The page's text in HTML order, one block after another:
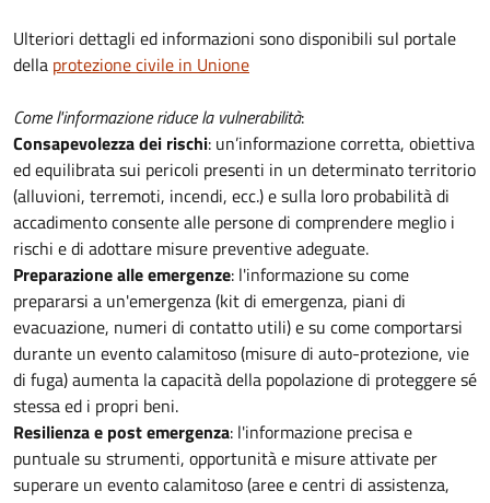
Ulteriori dettagli ed informazioni sono disponibili sul portale
della protezione civile in Unione
Come l'informazione riduce la vulnerabilità:
Consapevolezza dei rischi: un’informazione corretta, obiettiva
ed equilibrata sui pericoli presenti in un determinato territorio
(alluvioni, terremoti, incendi, ecc.) e sulla loro probabilità di
accadimento consente alle persone di comprendere meglio i
rischi e di adottare misure preventive adeguate.
Preparazione alle emergenze: l'informazione su come
prepararsi a un'emergenza (kit di emergenza, piani di
evacuazione, numeri di contatto utili) e su come comportarsi
durante un evento calamitoso (misure di auto-protezione, vie
di fuga) aumenta la capacità della popolazione di proteggere sé
stessa ed i propri beni.
Resilienza e post emergenza: l'informazione precisa e
puntuale su strumenti, opportunità e misure attivate per
superare un evento calamitoso (aree e centri di assistenza,